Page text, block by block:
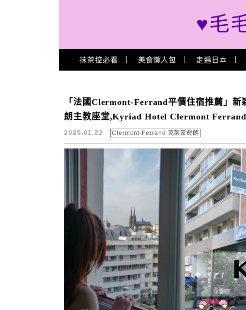
♥毛
Main Menu
抹茶控必看 美食懶人包 走遍日本
Clermont-Ferrand 便宜住宿
「法國Clermont-Ferrand平價住宿推薦」
朗主教座堂,Kyriad Hotel Clermont
2025.01.22 Clermont-Ferrand 克萊蒙費朗